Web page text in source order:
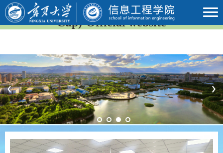
2026年国际足联世界杯(23rd FIFA World
Cup)-Official website
Previous Next